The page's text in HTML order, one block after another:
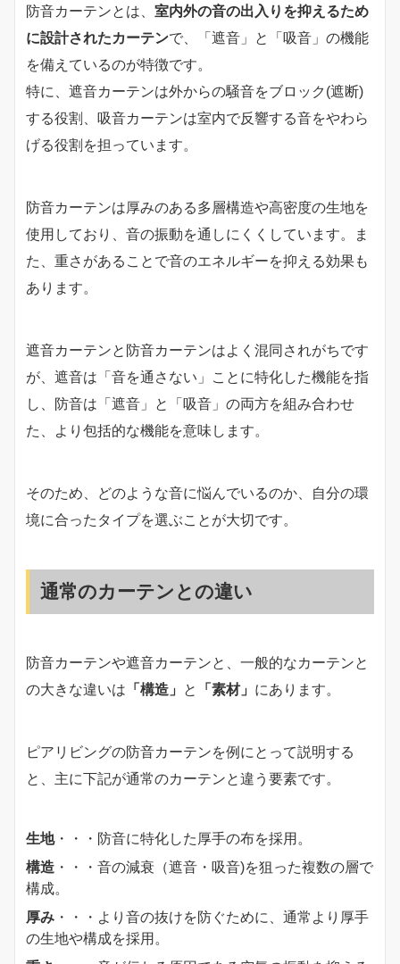
防音カーテンとは、 室内外の音の出入りを抑えるため
に設計されたカーテンで、「遮音」と「吸音」の機能
を備えているのが特徴です。
特に、遮音カーテンは外からの騒音をブロック(遮断)
する役割、吸音カーテンは室内で反響する音をやわら
げる役割を担っています。
防音カーテンは厚みのある多層構造や高密度の生地を
使用しており、音の振動を通しにくくしています。ま
た、重さがあることで音のエネルギーを抑える効果も
あります。
遮音カーテンと防音カーテンはよく混同されがちです
が、遮音は「音を通さない」ことに特化した機能を指
し、防音は「遮音」と「吸音」の両方を組み合わせ
た、より包括的な機能を意味します。
そのため、どのような音に悩んでいるのか、自分の環
境に合ったタイプを選ぶことが大切です。
通常のカーテンとの違い
防音カーテンや遮音カーテンと、一般的なカーテンと
の大きな違いは 「構造」 と 「素材」 にあります。
ピアリビングの防音カーテンを例にとって説明する
と、主に下記が通常のカーテンと違う要素です。
生地・・・防音に特化した厚手の布を採用。
構造 ・・・音の減衰（遮音・吸音)を狙った複数の層で
構成。
厚み ・・・より音の抜けを防ぐために、通常より厚手
の生地や構成を採用。